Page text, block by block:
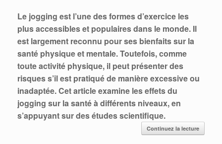
Le jogging est l’une des formes d’exercice les
plus accessibles et populaires dans le monde. Il
est largement reconnu pour ses bienfaits sur la
santé physique et mentale. Toutefois, comme
toute activité physique, il peut présenter des
risques s’il est pratiqué de manière excessive ou
inadaptée. Cet article examine les effets du
jogging sur la santé à différents niveaux, en
s’appuyant sur des études scientifique.
Continuez la lecture